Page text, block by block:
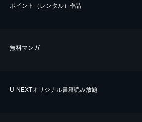
ポイント（レンタル）作品
無料マンガ
U-NEXTオリジナル書籍読み放題